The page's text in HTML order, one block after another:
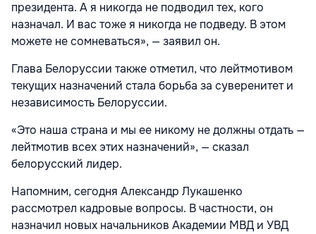
президента. А я никогда не подводил тех, кого
назначал. И вас тоже я никогда не подведу. В этом
можете не сомневаться», — заявил он.
Глава Белоруссии также отметил, что лейтмотивом
текущих назначений стала борьба за суверенитет и
независимость Белоруссии.
«Это наша страна и мы ее никому не должны отдать —
лейтмотив всех этих назначений», — сказал
белорусский лидер.
Напомним, сегодня Александр Лукашенко
рассмотрел кадровые вопросы. В частности, он
назначил новых начальников Академии МВД и УВД